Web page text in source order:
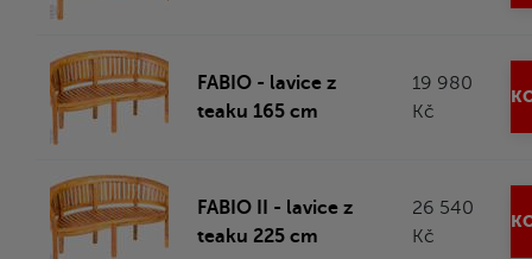
FABIO - lavice z
teaku 165 cm
19 980
Kč
FABIO II - lavice z
teaku 225 cm
26 540
Kč